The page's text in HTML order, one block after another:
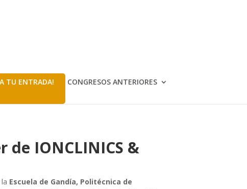
TU ENTRADA! CONGRESOS ANTERIORES
de IONCLINICS &
Escuela de Gandía, Politécnica de